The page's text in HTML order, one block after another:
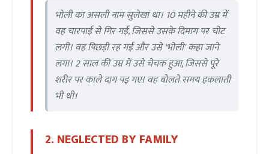
भोली का असली नाम सुलेखा था। 10 महीने की उम्र में
वह चारपाई से गिर गई, जिससे उसके दिमाग पर चोट
लगी। वह पिछड़ी रह गई और उसे 'भोली' कहा जाने
लगा। 2 साल की उम्र में उसे चेचक हुआ, जिससे पूरे
शरीर पर काले दाग पड़ गए। वह बोलते समय हकलाती
भी थी।
2. NEGLECTED BY FAMILY